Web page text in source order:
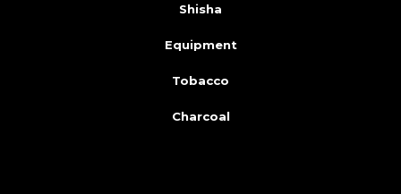
Shisha
Equipment
Tobacco
Charcoal